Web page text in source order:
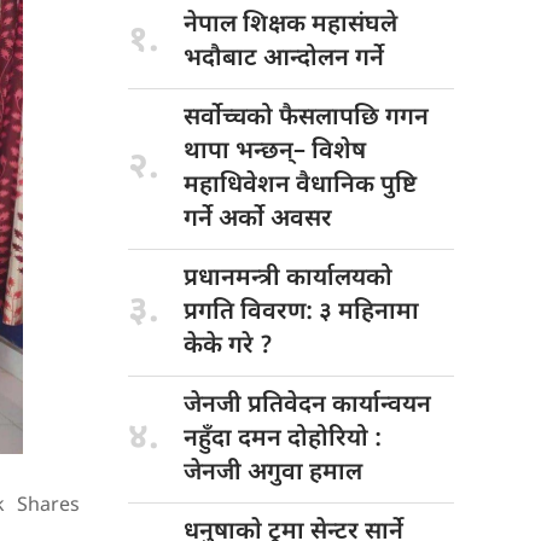
Shares
१. नेपाल शिक्षकमहासंघले
भदौबाट आन्दोलन गर्ने
२.
सर्वोच्चको फैसलापछिगगन
थापा भन्छन्– विशेष
महाधिवेशन वैधानिक पुष्टि
गर्ने अर्को अवसर
३.
प्रधानमन्त्री कार्यालयको
प्रगति विवरण: ३ महिनामा
केके गरे ?
४.
जेनजी प्रतिवेदनकार्यान्वयन
नहुँदा दमन दोहोरियो :
जेनजी अगुवा हमाल
धनुषाकाे ट्रमासेन्टर सार्ने